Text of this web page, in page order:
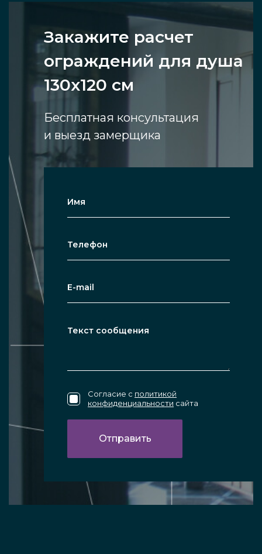
Закажите расчет
ограждений для душа
130x120 см
Бесплатная консультация
и выезд замерщика
Согласие с политикой
конфиденциальности сайта